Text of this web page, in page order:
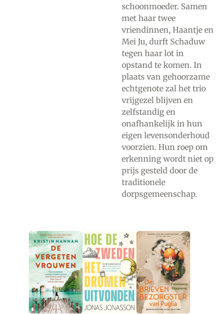
schoonmoeder. Samen
met haar twee
vriendinnen, Haantje en
Mei Ju, durft Schaduw
tegen haar lot in
opstand te komen. In
plaats van gehoorzame
echtgenote zal het trio
vrijgezel blijven en
zelfstandig en
onafhankelijk in hun
eigen levensonderhoud
voorzien. Hun roep om
erkenning wordt niet op
prijs gesteld door de
traditionele
dorpsgemeenschap.